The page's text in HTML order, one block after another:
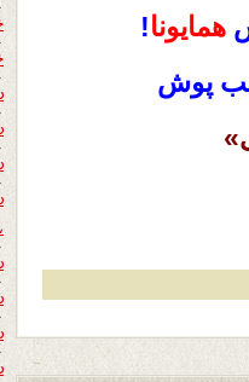
همایونا!
پوش